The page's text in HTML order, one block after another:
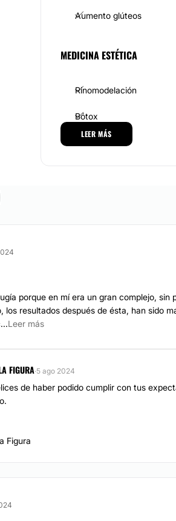
Aumento glúteos
MEDICINA ESTÉTICA
Rinomodelación
Bótox
Plasma rico en plaquetas
Eliminar grasa localizada
LEER MÁS
porque en mí era un gran complejo,
los resultados después de ésta, han sido
Leer más
FIGURA·5 ago 2024
de haber podido cumplir con tus
Figura